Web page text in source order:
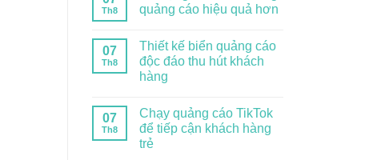
Th8
quảng cáo hiệu quả hơn
07
Th8
Thiết kế biển quảng cáo
độc đáo thu hút khách
hàng
07
Th8
Chạy quảng cáo TikTok
để tiếp cận khách hàng
trẻ